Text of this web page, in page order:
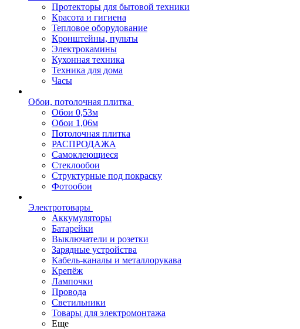
Протекторы для бытовой техники
Красота и гигиена
Тепловое оборудование
Кронштейны, пульты
Электрокамины
Кухонная техника
Техника для дома
Часы
Обои, потолочная плитка
Обои 0,53м
Обои 1,06м
Потолочная плитка
РАСПРОДАЖА
Самоклеющиеся
Стеклообои
Структурные под покраску
Фотообои
Электротовары
Аккумуляторы
Батарейки
Выключатели и розетки
Зарядные устройства
Кабель-каналы и металлорукава
Крепёж
Лампочки
Провода
Светильники
Товары для электромонтажа
Еще